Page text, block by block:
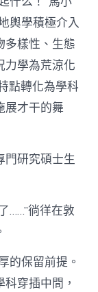
輿學積極介入
多樣性、生態
力學為荒涼化
點轉化為學科
展才干的舞
門研究碩士生
……”徜徉在敦
的保留前提。
穿插中間，